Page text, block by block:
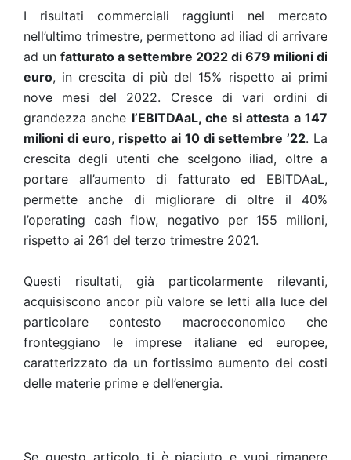
I risultati commerciali raggiunti nel mercato
nell’ultimo trimestre, permettono ad iliad di arrivare
ad un fatturato a settembre 2022 di 679 milioni di
euro, in crescita di più del 15% rispetto ai primi
nove mesi del 2022. Cresce di vari ordini di
grandezza anche l’EBITDAaL, che si attesta a 147
milioni di euro, rispetto ai 10 di settembre ’22. La
crescita degli utenti che scelgono iliad, oltre a
portare all’aumento di fatturato ed EBITDAaL,
permette anche di migliorare di oltre il 40%
l’operating cash flow, negativo per 155 milioni,
rispetto ai 261 del terzo trimestre 2021.
Questi risultati, già particolarmente rilevanti,
acquisiscono ancor più valore se letti alla luce del
particolare contesto macroeconomico che
fronteggiano le imprese italiane ed europee,
caratterizzato da un fortissimo aumento dei costi
delle materie prime e dell’energia.
Se questo articolo ti è piaciuto e vuoi rimanere